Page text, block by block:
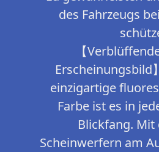
des Fahrzeugs
【
Erscheinungsbild
einzigartige
Farbe ist es in
Blickfang. Mit
Scheinwerfern am